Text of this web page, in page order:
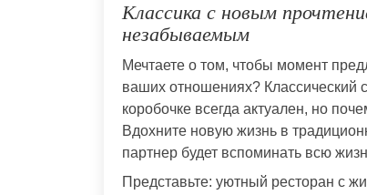
Классика с новым
незабываемым
Мечтаете о том, чтобы момент
ваших отношениях? Классический
коробочке всегда актуален, но
Вдохните новую жизнь в
партнер будет вспоминать всю
Представьте: уютный ресторан с